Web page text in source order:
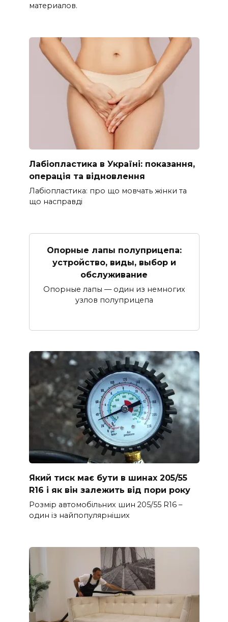
материалов.
Лабіопластика в Україні: показання,
операція та відновлення
Лабіопластика: про що мовчать жінки та
що насправді
Опорные лапы полуприцепа:
устройство, виды, выбор и
обслуживание
Опорные лапы — один из немногих
узлов полуприцепа
Який тиск має бути в шинах 205/55
R16 і як він залежить від пори року
Розмір автомобільних шин 205/55 R16 –
один із найпопулярніших